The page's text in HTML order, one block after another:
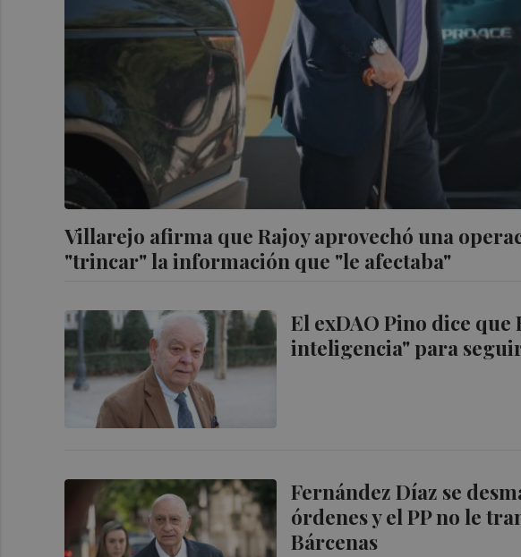
Villarejo afirma que Rajoy aprovechó una
"trincar" la información que "le afectaba"
El exDAO Pino dice
inteligencia" para
Fernández Díaz se
órdenes y el PP no le
Bárcenas